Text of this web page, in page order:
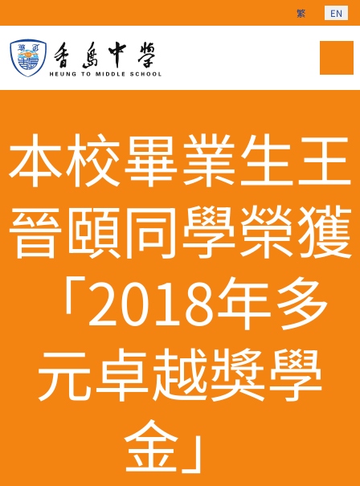
Select your
繁 EN
本校畢業生王
晉頤同學榮獲
「2018年多
元卓越獎學
金」